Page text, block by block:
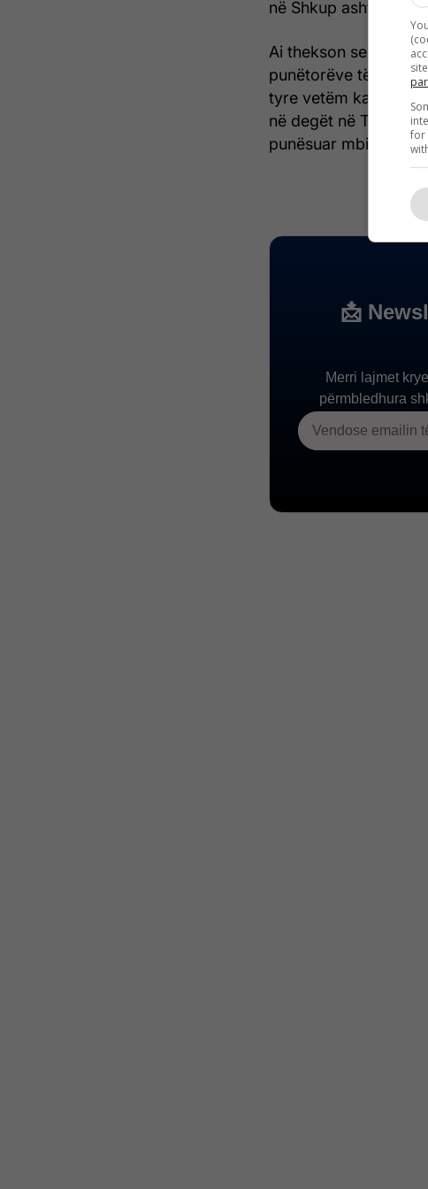
në Shkup ashtu
Ai thekson se më 30
punëtorëve të Fondit
tyre vetëm katër
në degët në Tetovë,
punësuar mbi 80
for